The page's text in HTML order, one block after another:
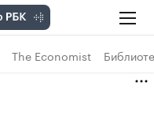
The Economist